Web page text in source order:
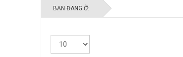
BẠN ĐANG Ở:
Hiển
thị